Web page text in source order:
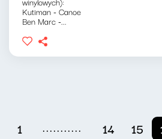
Kutiman - Canoe
Ben Marc -...
1 ........... 14 15